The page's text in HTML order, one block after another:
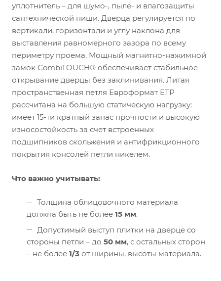
уплотнитель – для шумо-, пыле- и влагозащиты
сантехнической ниши. Дверца регулируется по
вертикали, горизонтали и углу наклона для
выставления равномерного зазора по всему
периметру проема. Мощный магнитно-нажимной
замок CombiTOUCH® обеспечивает стабильное
открывание дверцы без заклинивания. Литая
пространственная петля Евроформат ЕТР
рассчитана на большую статическую нагрузку:
имеет 15-ти кратный запас прочности и высокую
износостойкость за счет встроенных
подшипников скольжения и антифрикционного
покрытия консолей петли никелем.
Что важно учитывать:
Толщина облицовочного материала
должна быть не более 15 мм.
Допустимый выступ плитки на дверце со
стороны петли – до 50 мм, с остальных сторон
– не более 1/3 от ширины, высоты материала.